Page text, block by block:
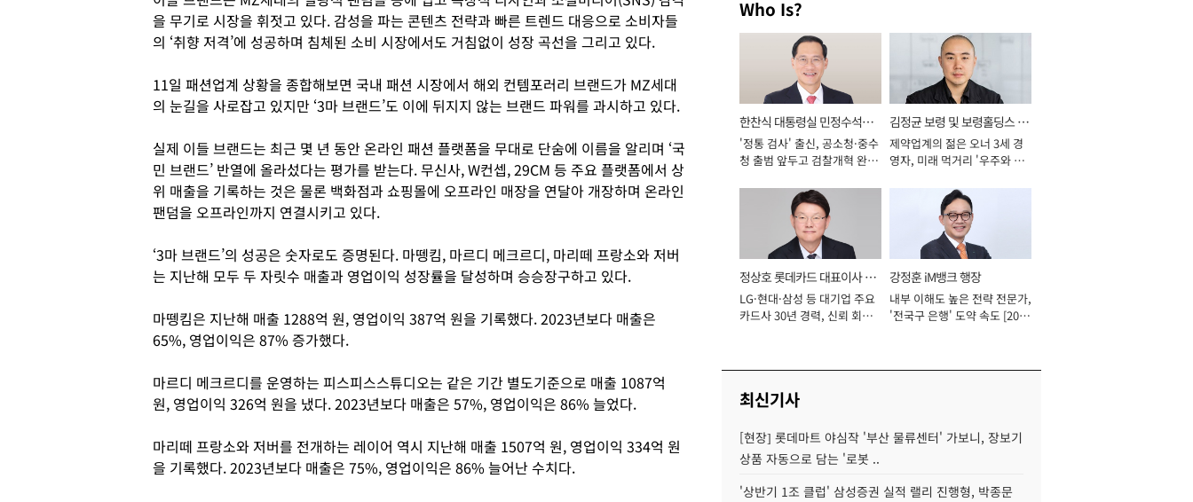
을 무기로 시장을 휘젓고 있다. 감성을 파는 콘텐츠 전략과 빠른 트렌드 대응으로 소비자들
의 ‘취향 저격’에 성공하며 침체된 소비 시장에서도 거침없이 성장 곡선을 그리고 있다.
11일 패션업계 상황을 종합해보면 국내 패션 시장에서 해외 컨템포러리 브랜드가 MZ세대
의 눈길을 사로잡고 있지만 ‘3마 브랜드’도 이에 뒤지지 않는 브랜드 파워를 과시하고 있다.
실제 이들 브랜드는 최근 몇 년 동안 온라인 패션 플랫폼을 무대로 단숨에 이름을 알리며 ‘국
민 브랜드’ 반열에 올라섰다는 평가를 받는다. 무신사, W컨셉, 29CM 등 주요 플랫폼에서 상
위 매출을 기록하는 것은 물론 백화점과 쇼핑몰에 오프라인 매장을 연달아 개장하며 온라인
팬덤을 오프라인까지 연결시키고 있다.
‘3마 브랜드’의 성공은 숫자로도 증명된다. 마뗑킴, 마르디 메크르디, 마리떼 프랑소와 저버
는 지난해 모두 두 자릿수 매출과 영업이익 성장률을 달성하며 승승장구하고 있다.
마뗑킴은 지난해 매출 1288억 원, 영업이익 387억 원을 기록했다. 2023년보다 매출은
65%, 영업이익은 87% 증가했다.
마르디 메크르디를 운영하는 피스피스스튜디오는 같은 기간 별도기준으로 매출 1087억
원, 영업이익 326억 원을 냈다. 2023년보다 매출은 57%, 영업이익은 86% 늘었다.
마리떼 프랑소와 저버를 전개하는 레이어 역시 지난해 매출 1507억 원, 영업이익 334억 원
을 기록했다. 2023년보다 매출은 75%, 영업이익은 86% 늘어난 수치다.
Who Is?
한찬식 대통령실 민정수석비
서관
'정통 검사' 출신, 공소청·중수
청 출범 앞두고 검찰개혁 완수
김정균 보령 및 보령홀딩스 대
표이사 사장
제약업계의 젊은 오너 3세 경
영자, 미래 먹거리 '우주와 헬
정상호 롯데카드 대표이사 사
장
LG·현대·삼성 등 대기업 주요
카드사 30년 경력, 신뢰 회복
강정훈 iM뱅크 행장
내부 이해도 높은 전략 전문가,
'전국구 은행' 도약 속도 [2026
최신기사
[현장] 롯데마트 야심작 '부산 물류센터' 가보니, 장보기
상품 자동으로 담는 '로봇 ..
'상반기 1조 클럽' 삼성증권 실적 랠리 진행형, 박종문